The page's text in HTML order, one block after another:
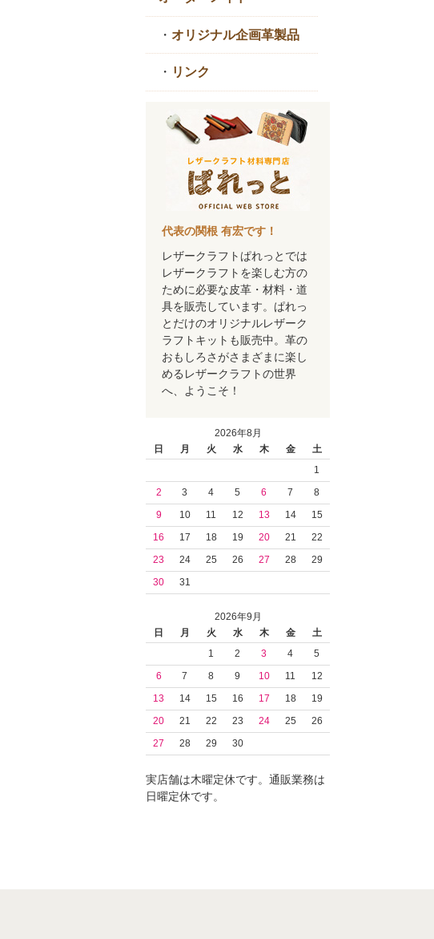
・ オリジナル企画革製品
・ リンク
代表の関根 有宏です！
レザークラフトぱれっとでは
レザークラフトを楽しむ方の
ために必要な皮革・材料・道
具を販売しています。ぱれっ
とだけのオリジナルレザーク
ラフトキットも販売中。革の
おもしろさがさまざまに楽し
めるレザークラフトの世界
へ、ようこそ！
2026年8月
日
月 火 水 木 金
土
1
2
3 4 5 6 7
8
9
10 11 12 13 14
15
16
17 18 19 20 21
22
23
24 25 26 27 28
29
30
31
2026年9月
日
月 火 水 木 金
土
1
2 3 4
5
6
7 8 9 10 11
12
13
14 15 16 17 18
19
20
21 22 23 24 25
26
27
28 29 30
実店舗は木曜定休です。通販業務は
日曜定休です。